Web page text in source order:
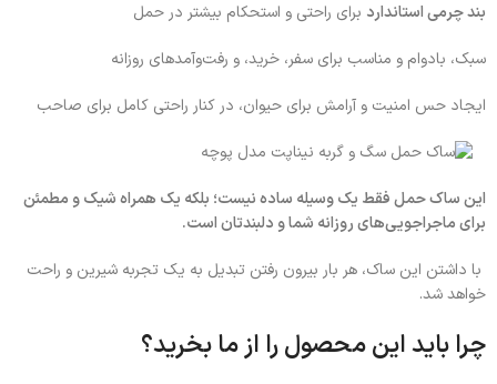
بند چرمی استاندارد برای راحتی و استحکام بیشتر در حمل
سبک، بادوام و مناسب برای سفر، خرید، و رفت‌وآمدهای روزانه
ایجاد حس امنیت و آرامش برای حیوان، در کنار راحتی کامل برای صاحب
این ساک حمل فقط یک وسیله ساده نیست؛ بلکه یک همراه شیک و مطمئن
برای ماجراجویی‌های روزانه شما و دلبندتان است.
با داشتن این ساک، هر بار بیرون رفتن تبدیل به یک تجربه شیرین و راحت
خواهد شد.
چرا باید این محصول را از ما بخرید؟